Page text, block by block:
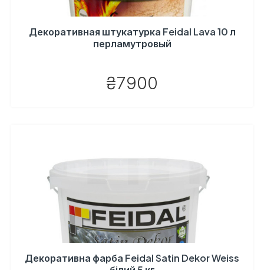
Декоративная штукатурка Feidal Lava 10 л
перламутровый
₴7900
Декоративна фарба Feidal Satin Dekor Weiss